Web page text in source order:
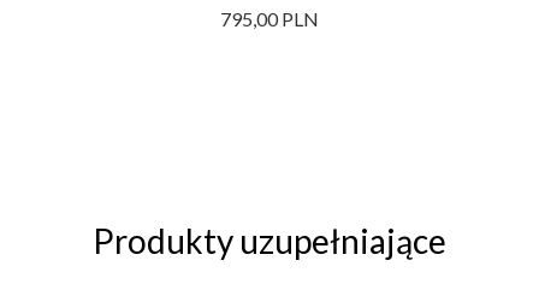
795,00 PLN
Produkty uzupełniające